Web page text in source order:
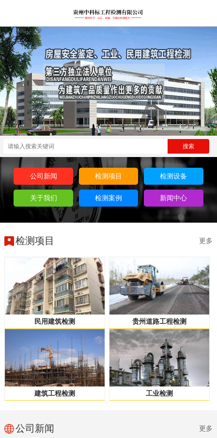
公司新闻 检测项目 检测设备
关于我们 检测案例 新闻中心
检测项目 更多
民用建筑检测 贵州道路工程检测
建筑工程检测 工业检测
公司新闻 更多